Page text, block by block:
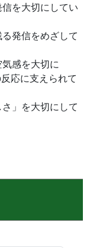
を大切にしてい
発信をめざして
感を大切に
応に支えられて
」を大切にして